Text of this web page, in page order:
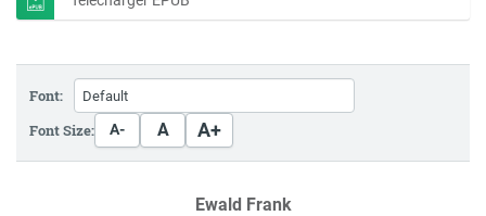
Font:
Font Size:
A- A A+
Ewald Frank